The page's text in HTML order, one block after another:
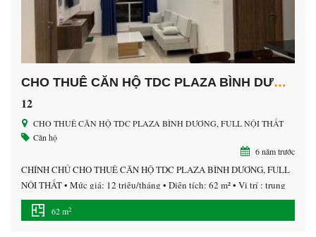
CHO THUÊ CĂN HỘ TDC PLAZA BÌNH DƯƠNG, FULL NỘI THẤT
12
CHO THUÊ CĂN HỘ TDC PLAZA BÌNH DƯƠNG, FULL NỘI THẤT
Căn hộ
6 năm trước
CHÍNH CHỦ CHO THUÊ CĂN HỘ TDC PLAZA BÌNH DƯƠNG, FULL
NỘI THẤT • Mức giá: 12 triệu/tháng • Diện tích: 62 m² • Vị trí : trung
tâm thành phố mới bình dương. Thông tin mô tả – Chính chủ cho thuê
căn hộ tầng 6 ( đầy đủ nội thất ) có 1 […]
62 m2